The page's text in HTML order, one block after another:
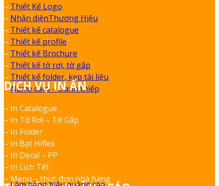
– Thiết Kế Logo
– Nhận diệnThương Hiệu
– Thiết kế catalogue
– Thiết kế profile
– Thiết kế Brochure
– Thiết kế tờ rơi, tờ gấp
– Thiết kế folder, kẹp tài liệu
–Name card – Danh thiếp
DỊCH VỤ IN ẤN
– In Catalogue
– In Tờ Rơi – Tờ Gấp
– In Folder
– In Bạt Hiflex
– In Decal – PP
– In Lịch Tết
– Menu – thực đơn nhà hàng